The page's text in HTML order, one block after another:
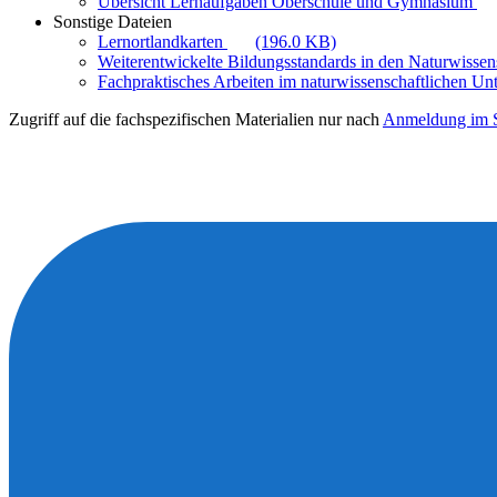
Sonstige Dateien
Lernortlandkarten
(196.0 KB)
Weiterentwickelte Bildungsstandards in den
Fachpraktisches Arbeiten im naturwissenschaftlichen
Zugriff auf die fachspezifischen Materialien nur nach Anmeldung im